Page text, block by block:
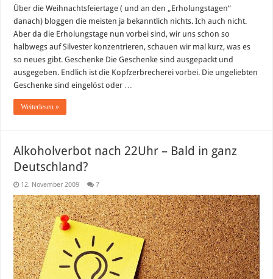
bisher
geschah…
Über die Weihnachtsfeiertage ( und an den „Erholungstagen“
danach) bloggen die meisten ja bekanntlich nichts. Ich auch nicht.
Aber da die Erholungstage nun vorbei sind, wir uns schon so
halbwegs auf Silvester konzentrieren, schauen wir mal kurz, was es
so neues gibt. Geschenke Die Geschenke sind ausgepackt und
ausgegeben. Endlich ist die Kopfzerbrecherei vorbei. Die ungeliebten
Geschenke sind eingelöst oder …
Weiterlesen »
Alkoholverbot nach 22Uhr – Bald in ganz
Deutschland?
12. November 2009 7